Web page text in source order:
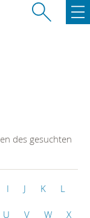
des gesuchten
I J K L
U V W X